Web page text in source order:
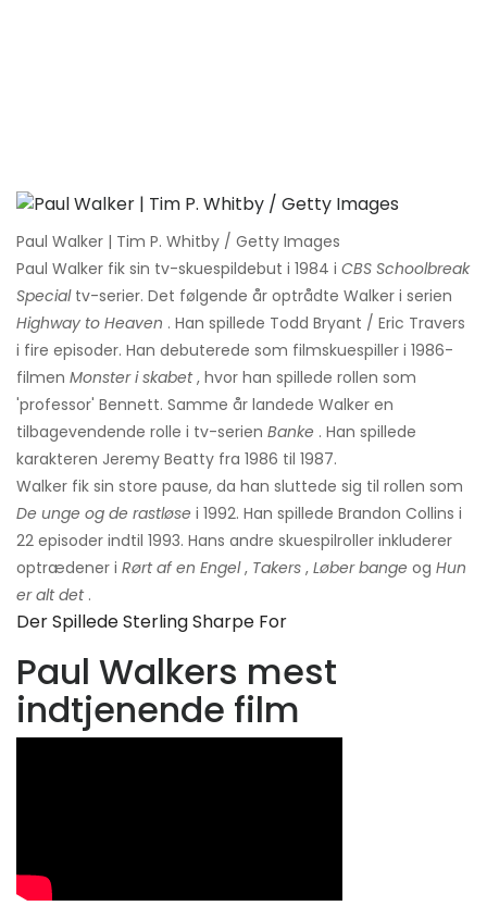
Paul Walker | Tim P. Whitby / Getty Images
Paul Walker fik sin tv-skuespildebut i 1984 i CBS Schoolbreak
Specialtv-serier. Det følgende år optrådte Walker i serien
Highway to Heaven . Han spillede Todd Bryant / Eric Travers
i fire episoder. Han debuterede som filmskuespiller i 1986-
filmen Monster i skabet, hvor han spillede rollen som
'professor' Bennett. Samme år landede Walker en
tilbagevendende rolle i tv-serien Banke . Han spillede
karakteren Jeremy Beatty fra 1986 til 1987.
Walker fik sin store pause, da han sluttede sig til rollen som
De unge og de rastløse i 1992. Han spillede Brandon Collins i
22 episoder indtil 1993. Hans andre skuespilroller inkluderer
optrædener i Rørt af en Engel, Takers , Løber bange og Hun
er alt det.
Der Spillede Sterling Sharpe For
Paul Walkers mest
indtjenende film